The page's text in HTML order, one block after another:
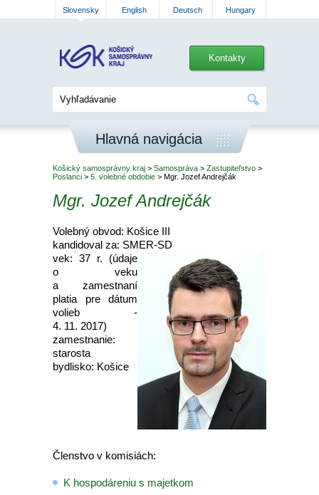
Slovensky English Deutsch Hungary
Kontakty
Hlavná navigácia
Košický samosprávny kraj > Samospráva > Zastupiteľstvo >
Poslanci > 5. volebné obdobie > Mgr. Jozef Andrejčák
Mgr. Jozef Andrejčák
Volebný obvod: Košice III
kandidoval za: SMER-SD
vek: 37 r. (údaje
o veku
a zamestnaní
platia pre dátum
volieb -
4. 11. 2017)
zamestnanie:
starosta
bydlisko: Košice
Členstvo v komisiách:
K hospodáreniu s majetkom